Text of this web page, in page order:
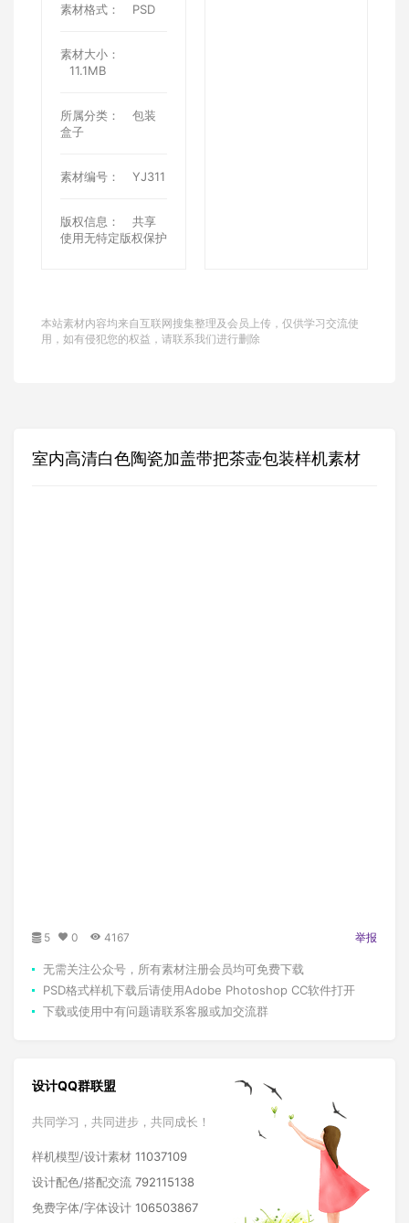
素材格式： PSD
素材大小：
11.1MB
所属分类：
包装
盒子
素材编号： YJ311
版权信息：
共享
使用无特定版权保护
本站素材内容均来自互联网搜集整理及会员上传，仅供学习交流使
用，如有侵犯您的权益，请联系我们进行删除
室内高清白色陶瓷加盖带把茶壶包装样机素材
5 0 4167 举报
无需关注公众号，所有素材注册会员均可免费下载
PSD格式样机下载后请使用Adobe Photoshop CC软件打开
下载或使用中有问题请联系客服或加交流群
设计QQ群联盟
共同学习，共同进步，共同成长！
样机模型/设计素材 11037109
设计配色/搭配交流 792115138
免费字体/字体设计 106503867